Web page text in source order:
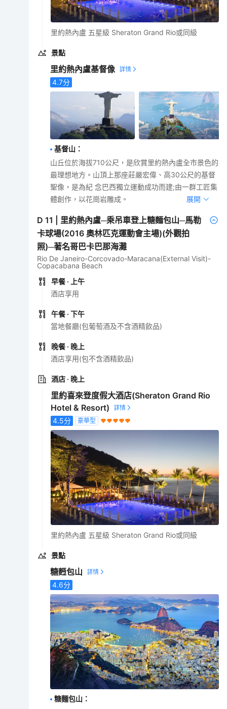
里約熱內盧 五星級 Sheraton Grand Rio或同級
景點
里約熱內盧基督像
4.7分
基督山 ：
山丘位於海拔710公尺，是欣賞里約熱內盧全市景色的
最理想地方。山頂上那座莊嚴宏偉、高30公尺的基督
聖像，是為紀 念巴西獨立運動成功而建;由一群工匠集
體創作，以花崗岩雕成。
展開
D11
里約熱內盧─乘吊車登上糖麵包山─馬勒
卡球場(2016 奧林匹克運動會主場)(外觀拍
照)─著名哥巴卡巴那海灘
Rio De Janeiro-Corcovado-Maracana(External Visit)-
Copacabana Beach
早餐 · 上午
酒店享用
午餐 · 下午
當地餐廳(包葡萄酒及不含酒精飲品)
晚餐 · 晚上
酒店享用(包不含酒精飲品)
酒店 · 晚上
里約喜來登度假大酒店(Sheraton Grand Rio
Hotel & Resort)
4.5分 豪華型
里約熱內盧 五星級 Sheraton Grand Rio或同級
景點
糖麪包山
4.6分
糖麵包山 ：